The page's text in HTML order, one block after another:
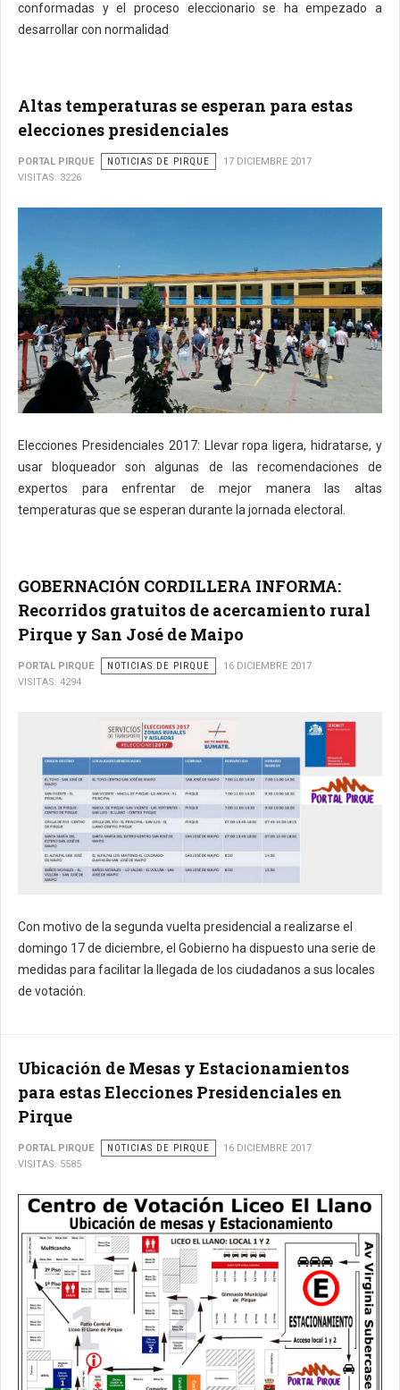
conformadas y el proceso eleccionario se ha empezado a
desarrollar con normalidad
Altas temperaturas se esperan para estas
elecciones presidenciales
PORTAL PIRQUE NOTICIAS DE PIRQUE
17 DICIEMBRE 2017
VISITAS: 3226
Elecciones Presidenciales 2017: Llevar ropa ligera, hidratarse, y
usar bloqueador son algunas de las recomendaciones de
expertos para enfrentar de mejor manera las altas
temperaturas que se esperan durante la jornada electoral.
GOBERNACIÓN CORDILLERA INFORMA:
Recorridos gratuitos de acercamiento rural
Pirque y San José de Maipo
PORTAL PIRQUE NOTICIAS DE PIRQUE
16 DICIEMBRE 2017
VISITAS: 4294
Con motivo de la segunda vuelta presidencial a realizarse el
domingo 17 de diciembre, el Gobierno ha dispuesto una serie de
medidas para facilitar la llegada de los ciudadanos a sus locales
de votación.
Ubicación de Mesas y Estacionamientos
para estas Elecciones Presidenciales en
Pirque
PORTAL PIRQUE NOTICIAS DE PIRQUE
16 DICIEMBRE 2017
VISITAS: 5585